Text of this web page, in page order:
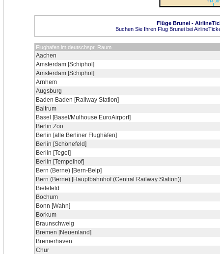
Flüge Brunei -
Buchen Sie Ihren Flug Brunei bei
Flughafen im deutschspr. Raum
Aachen
Amsterdam [Schiphol]
Amsterdam [Schiphol]
Arnhem
Augsburg
Baden Baden [Railway Station]
Baltrum
Basel [Basel/Mulhouse EuroAirport]
Berlin Zoo
Berlin [alle Berliner Flughäfen]
Berlin [Schönefeld]
Berlin [Tegel]
Berlin [Tempelhof]
Bern (Berne) [Bern-Belp]
Bern (Berne) [Hauptbahnhof (Central Railway Station)]
Bielefeld
Bochum
Bonn [Wahn]
Borkum
Braunschweig
Bremen [Neuenland]
Bremerhaven
Chur